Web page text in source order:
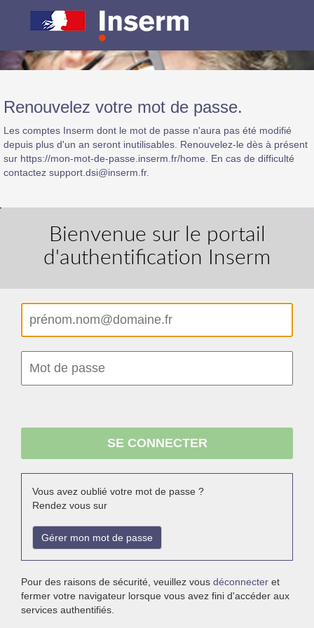
Renouvelez votre mot de passe.
Les comptes Inserm dont le mot de passe n'aura pas été modifié
depuis plus d'un an seront inutilisables. Renouvelez-le dès à présent
sur https://mon-mot-de-passe.inserm.fr/home. En cas de difficulté
contactez support.dsi@inserm.fr.
Bienvenue sur le portail
d'authentification Inserm
Vous avez oublié votre mot de passe ?
Rendez vous sur
Gérer mon mot de passe
Pour des raisons de sécurité, veuillez vous déconnecter et
fermer votre navigateur lorsque vous avez fini d'accéder aux
services authentifiés.